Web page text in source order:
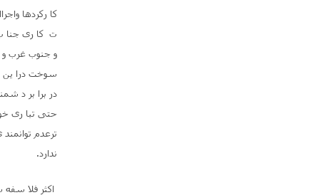
کا رکردها
ت کا ری جنا
و جنوب غرب و
سوخت درا ین
در برا بر د
حتی تبا ری
ترعدم
ندارد
اکثر فلا